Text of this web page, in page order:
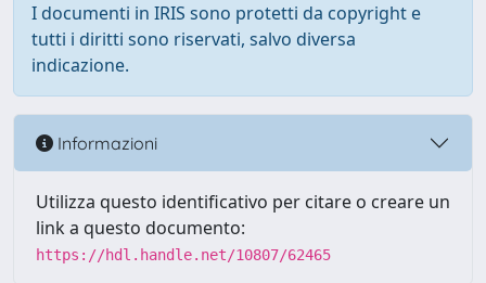
I documenti in IRIS sono protetti da copyright e
tutti i diritti sono riservati, salvo diversa
indicazione.
Informazioni
Utilizza questo identificativo per citare o creare un
link a questo documento:
https://hdl.handle.net/10807/62465